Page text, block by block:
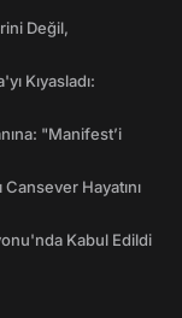
Değil,
Kıyasladı:
"Manifest’i
Hayatını
Kabul Edildi